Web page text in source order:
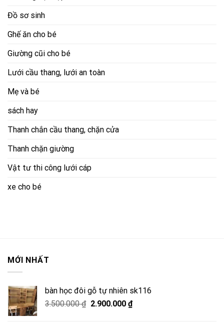
Đồ sơ sinh
Ghế ăn cho bé
Giường cũi cho bé
Lưới cầu thang, lưới an toàn
Mẹ và bé
sách hay
Thanh chắn cầu thang, chặn cửa
Thanh chặn giường
Vật tư thi công lưới cáp
xe cho bé
MỚI NHẤT
bàn học đôi gỗ tự nhiên sk116
3.500.000₫ Giá
2.900.000 ₫Giá